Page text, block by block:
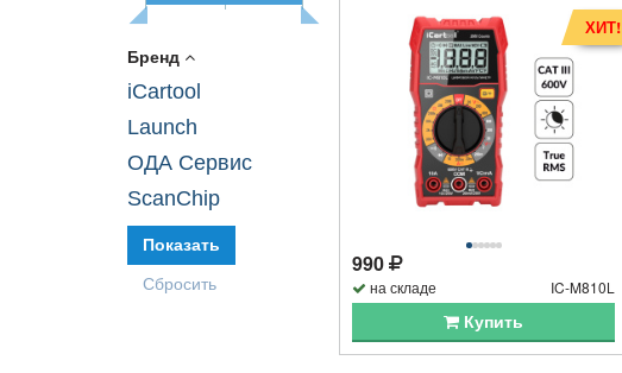
Бренд
iCartool
Launch
ОДА Сервис
ScanChip
990
на складе IC-M810L
Купить
ХИТ!